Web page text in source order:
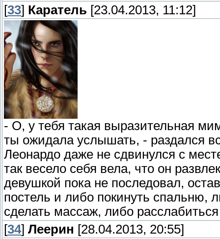
[33] Каратель [23.04.2013, 11:12]
- О, у тебя такая выразительная
ты ожидала услышать, - раздался
Леонардо даже не сдвинулся с
так весело себя вела, что он
девушкой пока не последовал,
постель и либо покинуть спальню,
сделать массаж, либо
[34] Леерин [28.04.2013, 20:55]